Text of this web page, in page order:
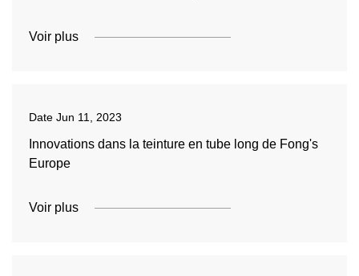
Voir plus
Date Jun 11, 2023
Innovations dans la teinture en tube long de Fong's
Europe
Voir plus